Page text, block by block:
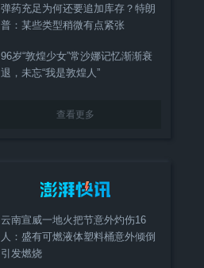
弹药充足为何还要追加库存？特朗
普：某些类型稍微有点紧张
96岁“敦煌少女”常沙娜记忆渐渐衰
退，未忘“我是敦煌人”
查看更多
云南宣威一地火把节意外灼伤16
人：盛有可燃液体塑料桶意外倾倒
引发燃烧